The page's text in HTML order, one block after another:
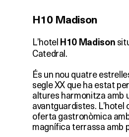
H10 Madison
L’hotel H10 Madison
Catedral.
És un nou quatre
segle XX que ha estat
altures harmonitza amb
avantguardistes.
oferta gastronòmica
magnífica terrassa amb